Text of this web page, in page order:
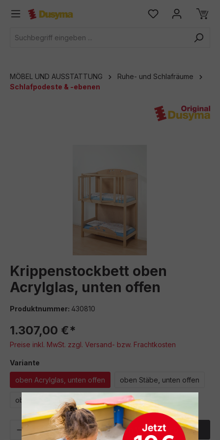
springen
MÖBEL UND AUSSTATTUNG
Ruhe- und Schlafräume
Schlafpodeste & -ebenen
Krippenstockbett oben
Acrylglas, unten offen
Produktnummer: 430810
1.307,00 €*
Preise inkl. MwSt. zzgl. Versand- bzw. Frachtkosten
Variante
oben Acrylglas, unten offen oben Stäbe, unten offen
oben und unten Stäbe
Produkt Anzahl: Gib den
In den Warenkorb